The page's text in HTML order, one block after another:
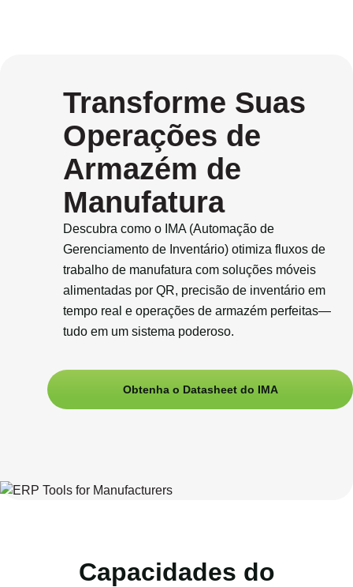
Transforme Suas
Operações de
Armazém de
Manufatura
Descubra como o IMA (Automação de
Gerenciamento de Inventário) otimiza fluxos de
trabalho de manufatura com soluções móveis
alimentadas por QR, precisão de inventário em
tempo real e operações de armazém perfeitas—
tudo em um sistema poderoso.
Obtenha o Datasheet do IMA
Capacidades do